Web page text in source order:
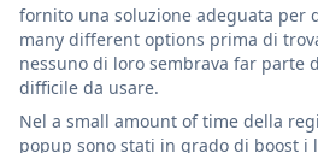
fornito una soluzione adeguata per
many different options prima di
nessuno di loro sembrava far parte
difficile da usare.
Nel a small amount of time della
popup sono stati in grado di boost i